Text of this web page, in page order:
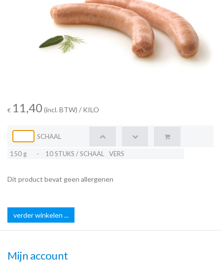
€ 11,40(incl. BTW) / KILO
SCHAAL
150 g - 10 STUKS / SCHAAL VERS
Dit product bevat geen allergenen
verder winkelen ...
Mijn account